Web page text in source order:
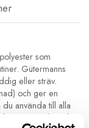
som
Gütermanns
eller sträv.
och ger en
använda till alla
inte spröd med